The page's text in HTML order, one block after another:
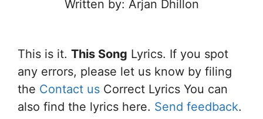
Written by: Arjan Dhillon
This is it. This Song Lyrics. If you spot
any errors, please let us know by filing
the Contact us Correct Lyrics You can
also find the lyrics here. Send feedback.